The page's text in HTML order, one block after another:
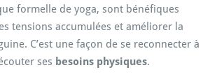
formelle de yoga, sont bénéfiques
tensions accumulées et améliorer la
C’est une façon de se reconnecter à
ses besoins physiques.